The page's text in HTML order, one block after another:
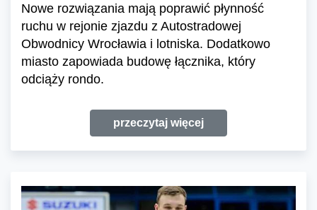
Nowe rozwiązania mają poprawić płynność
ruchu w rejonie zjazdu z Autostradowej
Obwodnicy Wrocławia i lotniska. Dodatkowo
miasto zapowiada budowę łącznika, który
odciąży rondo.
przeczytaj więcej